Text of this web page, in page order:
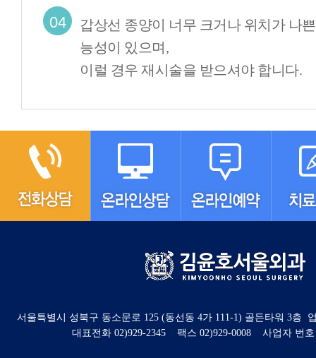
04
갑상선 종양이 너무 크거나 위치가 나
능성이 있으며,
이럴 경우 재시술을 받으셔야 합니다.
서울특별시 성북구 동소문로 125 (동선동 4가 111-1) 골든타워 3층
대표전화 02)929-2345 팩스 02)929-0008 사업자 번호